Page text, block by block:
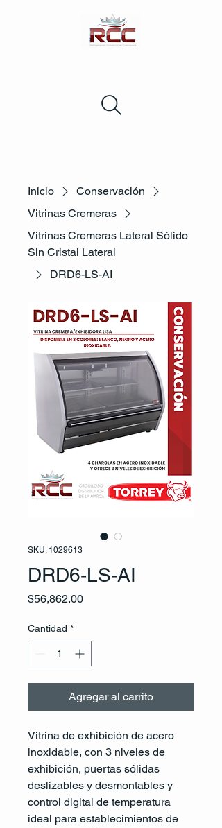
Inicio
Conservación
Vitrinas Cremeras
Vitrinas Cremeras Lateral Sólido
Sin Cristal Lateral
DRD6-LS-AI
SKU: 1029613
DRD6-LS-AI
$56,862.00Precio
Cantidad *
Agregar al carrito
Vitrina de exhibición de acero
inoxidable, con 3 niveles de
exhibición, puertas sólidas
deslizables y desmontables y
control digital de temperatura
ideal para establecimientos de